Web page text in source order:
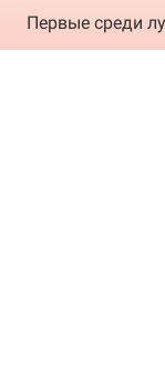
Первые среди